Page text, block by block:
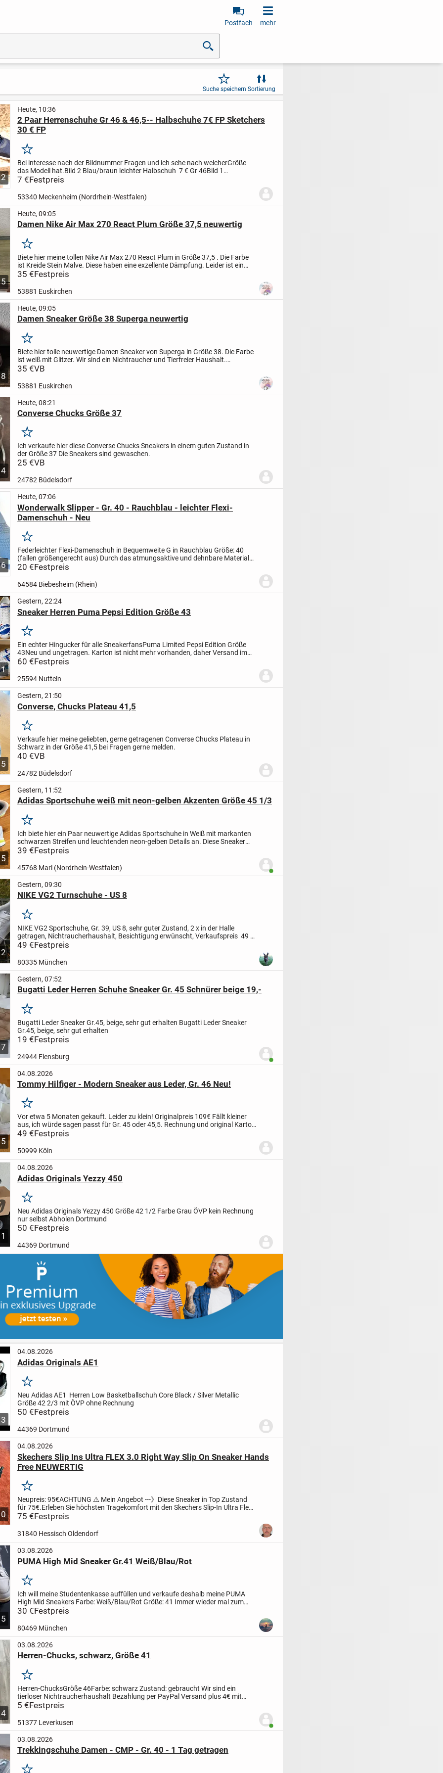
Postfach mehr
Suche speichern Sortierung
2
Heute, 10:36
2 Paar Herrenschuhe Gr 46 & 46,5-- Halbschuhe 7€ FP Sketchers
30 € FP
Merken
Bei interesse nach der Bildnummer Fragen und ich sehe nach welcherGröße
das Modell hat.Bild 2 Blau/braun leichter Halbschuh 7 € Gr 46Bild 1
Sketchers 30 € Gr 47,5
7 €Festpreis
53340 Meckenheim (Nordrhein-Westfalen)
5
Heute, 09:05
Damen Nike Air Max 270 React Plum Größe 37,5 neuwertig
Merken
Biete hier meine tollen Nike Air Max 270 React Plum in Größe 37,5 . Die Farbe
ist Kreide Stein Malve. Diese haben eine exzellente Dämpfung. Leider ist ein
kleiner Fleck vorne auf dem Schuh, ist bei...
35 €Festpreis
53881 Euskirchen
8
Heute, 09:05
Damen Sneaker Größe 38 Superga neuwertig
Merken
Biete hier tolle neuwertige Damen Sneaker von Superga in Größe 38. Die Farbe
ist weiß mit Glitzer. Wir sind ein Nichtraucher und Tierfreier Haushalt.
Privatverkauf keine Gewährleistung und Rücknahme....
35 €VB
53881 Euskirchen
4
Heute, 08:21
Converse Chucks Größe 37
Merken
Ich verkaufe hier diese Converse Chucks Sneakers in einem guten Zustand in
der Größe 37 Die Sneakers sind gewaschen.
25 €VB
24782 Büdelsdorf
6
Heute, 07:06
Wonderwalk Slipper - Gr. 40 - Rauchblau - leichter Flexi-
Damenschuh - Neu
Merken
Federleichter Flexi-Damenschuh in Bequemweite G in Rauchblau Größe: 40
(fallen größengerecht aus) Durch das atmungsaktive und dehnbare Material
sorgen diesefederleichten Damenschuhe für ein...
20 €Festpreis
64584 Biebesheim (Rhein)
1
Gestern, 22:24
Sneaker Herren Puma Pepsi Edition Größe 43
Merken
Ein echter Hingucker für alle SneakerfansPuma Limited Pepsi Edition Größe
43Neu und ungetragen. Karton ist nicht mehr vorhanden, daher Versand im
neutralen Karton.
60 €Festpreis
25594 Nutteln
5
Gestern, 21:50
Converse, Chucks Plateau 41,5
Merken
Verkaufe hier meine geliebten, gerne getragenen Converse Chucks Plateau in
Schwarz in der Größe 41,5 bei Fragen gerne melden.
40 €VB
24782 Büdelsdorf
5
Gestern, 11:52
Adidas Sportschuhe weiß mit neon-gelben Akzenten Größe 45 1/3
Merken
Ich biete hier ein Paar neuwertige Adidas Sportschuhe in Weiß mit markanten
schwarzen Streifen und leuchtenden neon-gelben Details an. Diese Sneaker
sind ideal für Sport und Freizeit und bieten hohen...
39 €Festpreis
45768 Marl (Nordrhein-Westfalen) Benutzer ist online
Gestern, 09:30
NIKE VG2 Turnschuhe - US 8
Merken
NIKE VG2 Sportschuhe, Gr. 39, US 8, sehr guter Zustand, 2 x in der Halle
getragen, Nichtraucherhaushalt, Besichtigung erwünscht, Verkaufspreis 49 €
- Versand möglich (wird gut verpackt) 7 € -...
49 €Festpreis
80335 München
7
Gestern, 07:52
Bugatti Leder Herren Schuhe Sneaker Gr. 45 Schnürer beige 19,-
Merken
Bugatti Leder Sneaker Gr.45, beige, sehr gut erhalten Bugatti Leder Sneaker
Gr.45, beige, sehr gut erhalten
19 €Festpreis
24944 Flensburg Benutzer ist online
5
04.08.2026
Tommy Hilfiger - Modern Sneaker aus Leder, Gr. 46 Neu!
Merken
Vor etwa 5 Monaten gekauft. Leider zu klein! Originalpreis 109€Fällt kleiner
aus, ich würde sagen passt für Gr. 45 oder 45,5. Rechnung und original Karton
leider nicht mehr vorhanden.
49 €Festpreis
50999 Köln
1
04.08.2026
Adidas Originals Yezzy 450
Merken
Neu Adidas Originals Yezzy 450 Größe 42 1/2 Farbe Grau ÖVP kein Rechnung
nur selbst Abholen Dortmund
50 €Festpreis
44369 Dortmund
3
04.08.2026
Adidas Originals AE1
Merken
Neu Adidas AE1 Herren Low Basketballschuh Core Black / Silver Metallic
Größe 42 2/3 mit ÖVP ohne Rechnung
50 €Festpreis
44369 Dortmund
04.08.2026
Skechers Slip Ins Ultra FLEX 3.0 Right Way Slip On Sneaker Hands
Free NEUWERTIG
Merken
Neupreis: 95€ACHTUNG ⚠️ Mein Angebot ---》Diese Sneaker in Top Zustand
für 75€.Erleben Sie höchsten Tragekomfort mit den Skechers Slip-In Ultra Flex
3.0 Right Way Sneakern in Größe 46. Diese...
75 €Festpreis
31840 Hessisch Oldendorf
5
03.08.2026
PUMA High Mid Sneaker Gr.41 Weiß/Blau/Rot
Merken
Ich will meine Studentenkasse auffüllen und verkaufe deshalb meine PUMA
High Mid Sneakers Farbe: Weiß/Blau/Rot Größe: 41 Immer wieder mal zum
Skaten getragen.
30 €Festpreis
80469 München
4
03.08.2026
Herren-Chucks, schwarz, Größe 41
Merken
Herren-ChucksGröße 46Farbe: schwarzZustand: gebraucht Wir sind ein
tierloser Nichtraucherhaushalt Bezahlung per PayPal Versand plus 4€ mit
DPD
5 €Festpreis
51377 Leverkusen
Benutzer ist online
03.08.2026
Trekkingschuhe Damen - CMP - Gr. 40 - 1 Tag getragen